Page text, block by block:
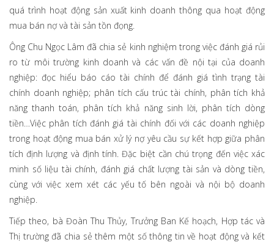
quá trình hoạt động sản xuất kinh doanh thông qua hoạt động
mua bán nợ và tài sản tồn đọng.
Ông Chu Ngọc Lâm đã chia sẻ kinh nghiệm trong việc đánh giá rủi
ro từ môi trường kinh doanh và các vấn đề nội tại của doanh
nghiệp: đọc hiểu báo cáo tài chính để đánh giá tình trạng tài
chính doanh nghiệp; phân tích cấu trúc tài chính, phân tích khả
năng thanh toán, phân tích khả năng sinh lời, phân tích dòng
tiền…Việc phân tích đánh giá tài chính đối với các doanh nghiệp
trong hoạt động mua bán xử lý nợ yêu cầu sự kết hợp giữa phân
tích định lượng và định tính. Đặc biệt cần chú trọng đến việc xác
minh số liệu tài chính, đánh giá chất lượng tài sản và dòng tiền,
cùng với việc xem xét các yếu tố bên ngoài và nội bộ doanh
nghiệp.
Tiếp theo, bà Đoàn Thu Thủy, Trưởng Ban Kế hoạch, Hợp tác và
Thị trường đã chia sẻ thêm một số thông tin về hoạt động và kết